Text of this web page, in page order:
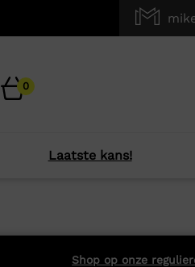
0
Laatste kans!
Shop op onze